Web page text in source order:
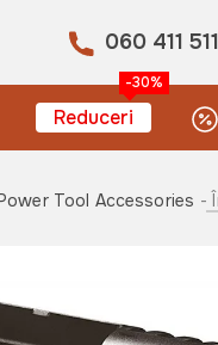
060 411 511
-30%
Reduceri
Tool Accessories -